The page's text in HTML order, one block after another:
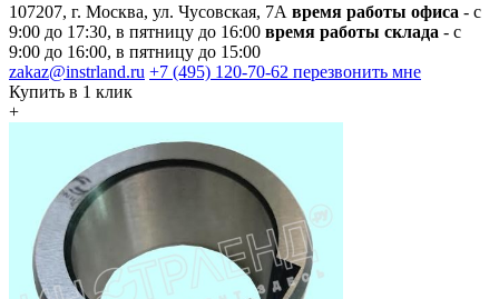
107207, г. Москва, ул. Чусовская, 7А время работы офиса - с
9:00 до 17:30, в пятницу до 16:00 время работы склада - с
9:00 до 16:00, в пятницу до 15:00
zakaz@instrland.ru +7 (495) 120-70-62 перезвонить мне
Купить в 1 клик
+